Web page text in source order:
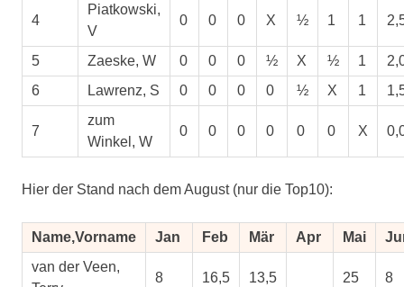
4
Piatkowski,
V
0 0 0 X ½ 1 1
5 Zaeske, W 0 0 0 ½ X ½ 1
6
Lawrenz, S 0 0 0 0 ½ X 1
7
zum
Winkel, W
0 0 0 0 0 0 X
Hier der Stand nach dem August (nur die Top10):
Name,Vorname Jan Feb Mär Apr Mai
van der Veen,
8 16,5 13,5 25 8